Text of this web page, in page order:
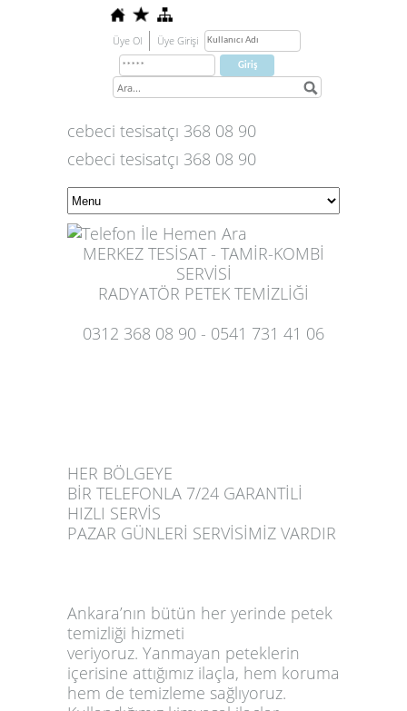
Üye Ol Üye Girişi
cebeci tesisatçı 368 08 90
cebeci tesisatçı 368 08 90
MERKEZ TESİSAT - TAMİR-KOMBİ
SERVİSİ
RADYATÖR PETEK TEMİZLİĞİ
0312 368 08 90 - 0541 731 41 06
HER BÖLGEYE
BİR TELEFONLA 7/24 GARANTİLİ
HIZLI SERVİS
PAZAR GÜNLERİ SERVİSİMİZ VARDIR
Ankara’nın bütün her yerinde petek
temizliği hizmeti
veriyoruz. Yanmayan peteklerin
içerisine attığımız ilaçla, hem koruma
hem de temizleme sağlıyoruz.